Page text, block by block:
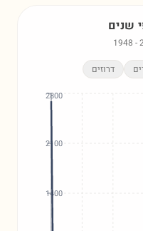
שנים
1948 -
דרוזים
1400
2100
2800